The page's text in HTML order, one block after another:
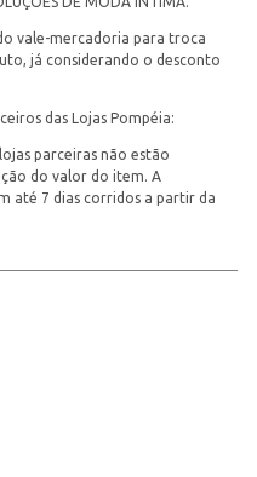
do vale-mercadoria para troca
já considerando o desconto
das Lojas Pompéia:
parceiras não estão
do valor do item. A
até 7 dias corridos a partir da